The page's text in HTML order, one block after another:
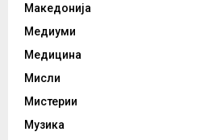
Македонија
Медиуми
Медицина
Мисли
Мистерии
Музика